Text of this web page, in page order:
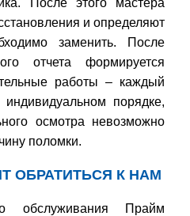
После этого мастера
и определяют
заменить. После
отчета формируется
работы – каждый
индивидуальном порядке,
осмотра невозможно
поломки.
ОБРАТИТЬСЯ К НАМ
обслуживания Прайм